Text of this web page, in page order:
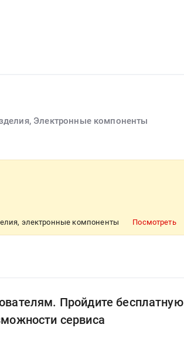
Электронные компоненты
электронные компоненты
Посмотреть
Пройдите бесплатную
сервиса